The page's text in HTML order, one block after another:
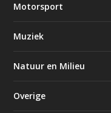
Motorsport
Muziek
Natuur en Milieu
Overige